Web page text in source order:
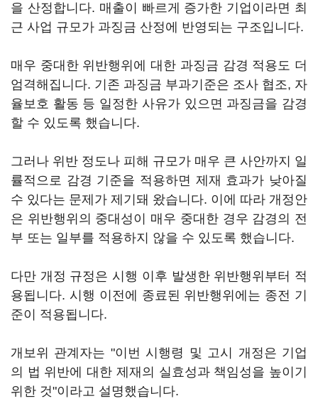
을 산정합니다. 매출이 빠르게 증가한 기업이라면 최
근 사업 규모가 과징금 산정에 반영되는 구조입니다.
매우 중대한 위반행위에 대한 과징금 감경 적용도 더
엄격해집니다. 기존 과징금 부과기준은 조사 협조, 자
율보호 활동 등 일정한 사유가 있으면 과징금을 감경
할 수 있도록 했습니다.
그러나 위반 정도나 피해 규모가 매우 큰 사안까지 일
률적으로 감경 기준을 적용하면 제재 효과가 낮아질
수 있다는 문제가 제기돼 왔습니다. 이에 따라 개정안
은 위반행위의 중대성이 매우 중대한 경우 감경의 전
부 또는 일부를 적용하지 않을 수 있도록 했습니다.
다만 개정 규정은 시행 이후 발생한 위반행위부터 적
용됩니다. 시행 이전에 종료된 위반행위에는 종전 기
준이 적용됩니다.
개보위 관계자는 "이번 시행령 및 고시 개정은 기업
의 법 위반에 대한 제재의 실효성과 책임성을 높이기
위한 것"이라고 설명했습니다.